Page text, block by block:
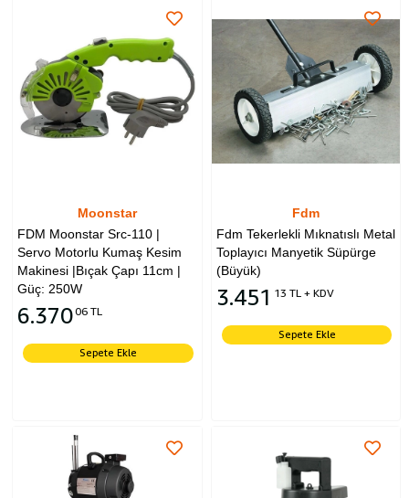
Moonstar
FDM Moonstar Src-110 |
Servo Motorlu Kumaş Kesim
Makinesi |Bıçak Çapı 11cm |
Güç: 250W
6.37006 TL
Sepete Ekle
Fdm
Fdm Tekerlekli Mıknatıslı Metal
Toplayıcı Manyetik Süpürge
(Büyük)
3.451 13 TL + KDV
Sepete Ekle